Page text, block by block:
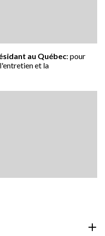
au Québec: pour
et la